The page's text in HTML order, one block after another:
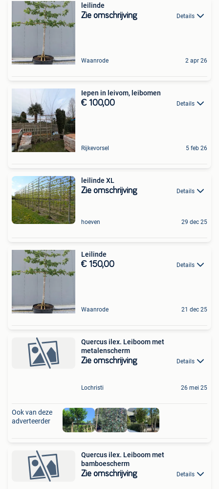
leilinde
Zie omschrijving Details
Waanrode 2 apr 26
Iepen in leivom, leibomen
€ 100,00 Details
Rijkevorsel 5 feb 26
leilinde XL
Zie omschrijving Details
hoeven 29 dec 25
Leilinde
€ 150,00 Details
Waanrode 21 dec 25
Quercus ilex. Leiboom met
metalenscherm
Zie omschrijving Details
Lochristi 26 mei 25
Ook van deze
adverteerder
Quercus ilex. Leiboom met
bamboescherm
Zie omschrijving Details